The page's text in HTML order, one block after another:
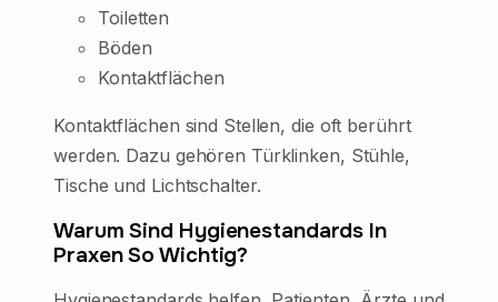
Toiletten
Böden
Kontaktflächen
Kontaktflächen sind Stellen, die oft berührt
werden. Dazu gehören Türklinken, Stühle,
Tische und Lichtschalter.
Warum Sind Hygienestandards In
Praxen So Wichtig?